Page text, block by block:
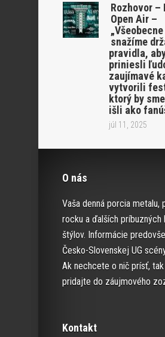
Rozhovor –
Open Air –
snažíme
pravidla,
priniesli
zaujímavé
vytvorili
ktorý by
išli ako
júl 11, 2025
O nás
Vaša denná porcia metalu,
rocku a ďalších príbuzných
štýlov. Informácie
Česko-Slovenskej UG
Ak nechcete o nič prísť, tak
pridajte do záujmového
Kontakt